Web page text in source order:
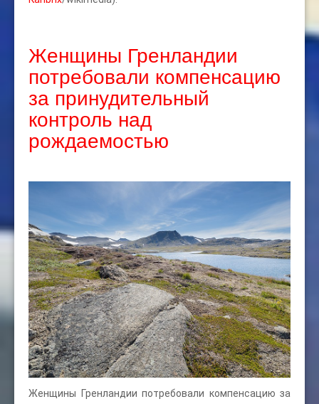
Женщины Гренландии
потребовали компенсацию
за принудительный
контроль над
рождаемостью
Женщины Гренландии потребовали компенсацию за